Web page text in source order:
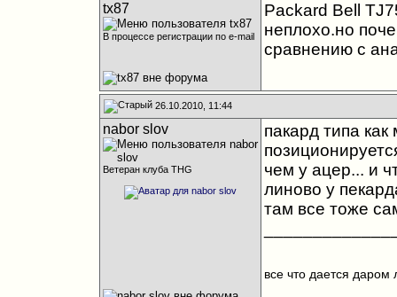
tx87
В процессе регистрации по e-mail
Packard Bell
неплохо.но
сравнению с
26.10.2010, 11:44
nabor slov
Ветеран клуба THG
пакард типа
чем у ацер... и
линово у
там все тоже
все что дается даром